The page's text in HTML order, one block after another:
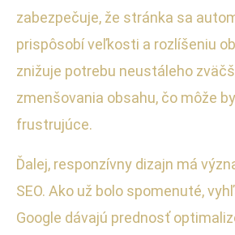
zabezpečuje, že stránka sa
prispôsobí veľkosti a rozlíšeniu
znižuje potrebu neustáleho
zmenšovania obsahu, čo môže
frustrujúce.
Ďalej, responzívny dizajn má
SEO. Ako už bolo spomenuté,
Google dávajú prednosť